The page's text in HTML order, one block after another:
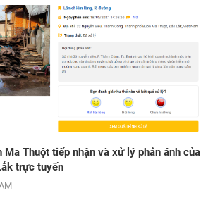
Ma Thuột tiếp nhận và xử lý phản ánh của
trực tuyến